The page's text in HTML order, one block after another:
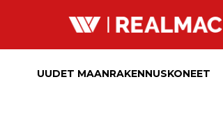
UUDET MAANRAKENNUSKONEET